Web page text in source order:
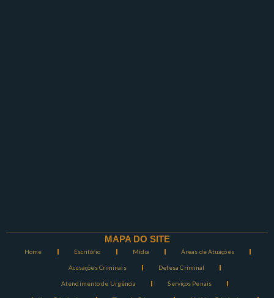
MAPA DO SITE
Home Escritório Mídia Áreas de Atuações
Acusações Criminais Defesa Criminal
Atendimento de Urgência Serviços Penais